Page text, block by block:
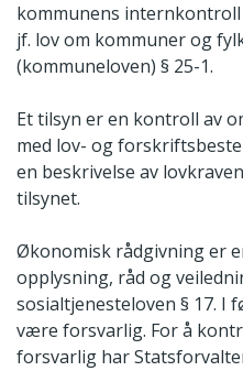
kommunens
jf. lov om kommuner og
(kommuneloven) § 25-1.
Et tilsyn er en kontroll av
med lov- og
en beskrivelse av
tilsynet.
Økonomisk rådgivning er
opplysning, råd og
sosialtjenesteloven § 17. I
være forsvarlig. For å
forsvarlig har